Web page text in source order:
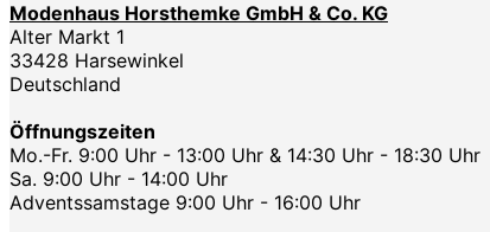
Modenhaus Horsthemke GmbH & Co. KG
Alter Markt 1
33428 Harsewinkel
Deutschland
Öffnungszeiten
Mo.-Fr. 9:00 Uhr - 13:00 Uhr & 14:30 Uhr - 18:30 Uhr
Sa. 9:00 Uhr - 14:00 Uhr
Adventssamstage 9:00 Uhr - 16:00 Uhr